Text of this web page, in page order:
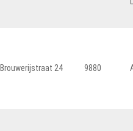
Brouwerijstraat 24 9880